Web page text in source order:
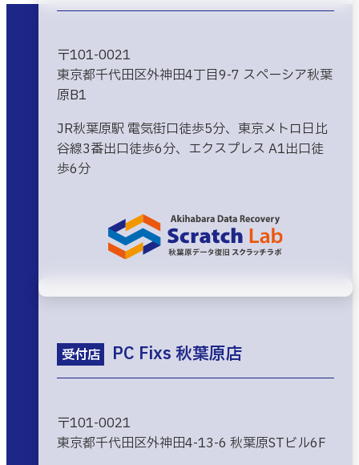
受付店 PC Fixs 秋葉原店
〒101-0021
東京都千代田区外神田4-13-6 秋葉原STビル6F
〒101-0021
東京都千代田区外神田4丁目9-7 スペーシア秋葉
原B1
JR秋葉原駅 電気街口徒歩5分、東京メトロ日比
谷線3番出口徒歩6分、エクスプレス A1出口徒
歩6分